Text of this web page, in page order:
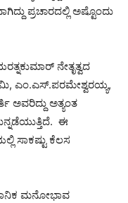
ಪ್ರಚಾರದಲ್ಲಿ ಅಷ್ಟೊಂದು
ನೇತೃತ್ವದ
ಎಂ.ಎಸ್.ಪರಮೇಶ್ವರಯ್ಯ,
ಅವರಿದ್ದು ಅತ್ಯಂತ
ಈ
ಸಾಕಷ್ಟು ಕೆಲಸ
ಮನೋಭಾವ